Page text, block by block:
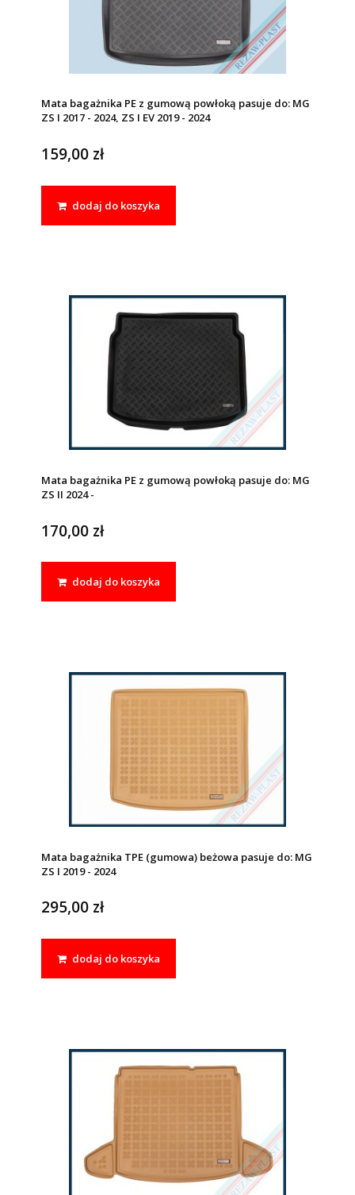
Mata bagażnika PE z gumową powłoką pasuje do: MG
ZS I 2017 - 2024, ZS I EV 2019 - 2024
159,00 zł
dodaj do koszyka
Mata bagażnika PE z gumową powłoką pasuje do: MG
ZS II 2024 -
170,00 zł
dodaj do koszyka
Mata bagażnika TPE (gumowa) beżowa pasuje do: MG
ZS I 2019 - 2024
295,00 zł
dodaj do koszyka